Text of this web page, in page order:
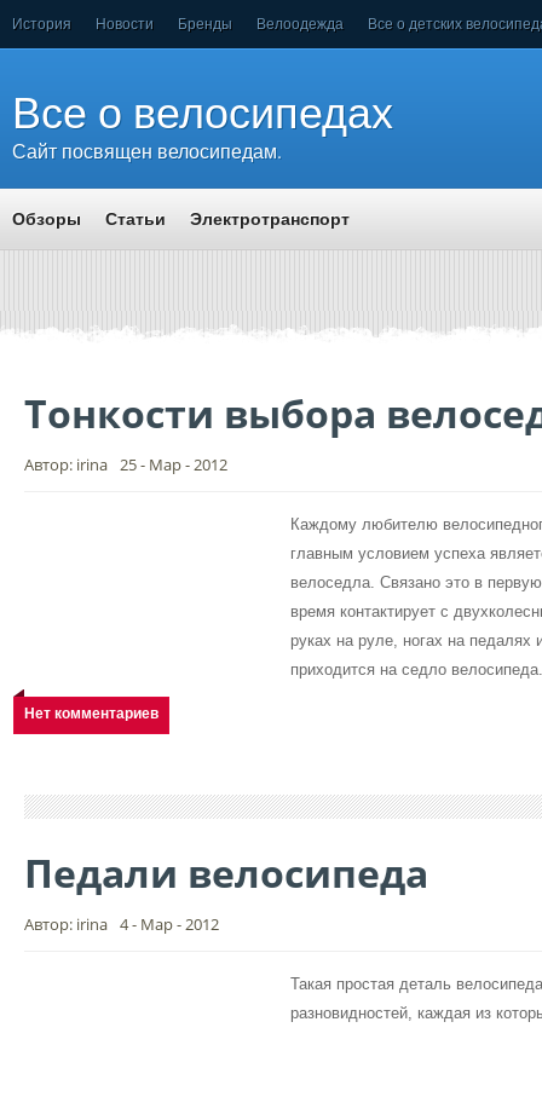
История Новости Бренды Велоодежда Все о детских
Все о велосипедах
Сайт посвящен велосипедам.
Обзоры Статьи Электротранспорт
Тонкости выбора
Автор: irina 25 - Мар - 2012
Нет комментариев
Каждому любителю
главным условием успеха
велоседла. Связано это в
время контактирует с
руках на руле, ногах на педалях
приходится на седло велосипеда.
Педали велосипеда
Автор: irina 4 - Мар - 2012
Такая простая деталь
разновидностей, каждая из